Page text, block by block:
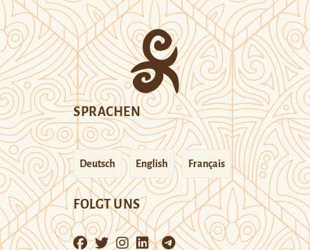
SPRACHEN
Deutsch English Français
FOLGT UNS